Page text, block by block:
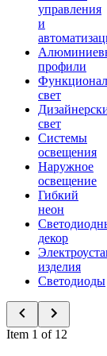
управления
и
профили
свет
свет
Системы
освещения
Наружное
освещение
Гибкий
неон
декор
изделия
Светодиоды
Item 1 of 12